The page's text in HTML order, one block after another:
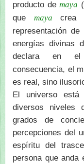
producto de maya
que maya crea
representación
energías divinas
declara en
consecuencia, el
es real, sino
El universo
diversos niveles
grados de
percepciones del
espíritu del
persona que anda